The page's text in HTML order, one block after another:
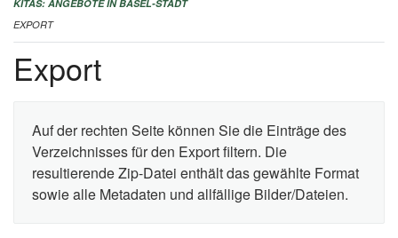
KITAS: ANGEBOTE IN BASEL-STADT
EXPORT
Export
Auf der rechten Seite können Sie die Einträge des
Verzeichnisses für den Export filtern. Die
resultierende Zip-Datei enthält das gewählte Format
sowie alle Metadaten und allfällige Bilder/Dateien.